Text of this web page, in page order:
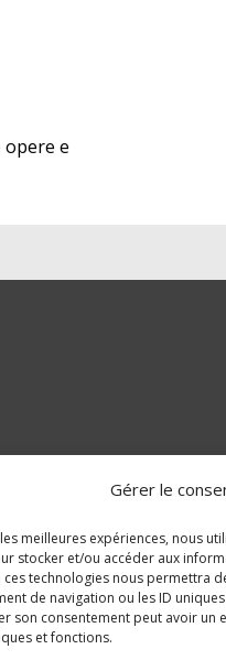
Gérer le
meilleures expériences, nous
stocker et/ou accéder aux
ces technologies nous permettra
de navigation ou les ID
son consentement peut avoir un
et fonctions.
e